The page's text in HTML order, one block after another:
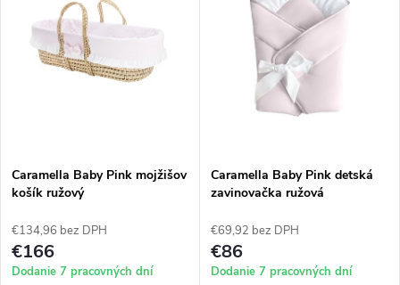
Caramella Baby Pink mojžišov
košík ružový
€134,96 bez DPH
€166
Dodanie 7 pracovných dní
Caramella Baby Pink detská
zavinovačka ružová
€69,92 bez DPH
€86
Dodanie 7 pracovných dní